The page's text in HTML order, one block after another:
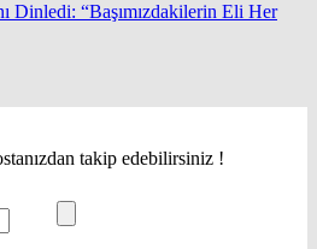
Dinledi: “Başımızdakilerin Eli Her
takip edebilirsiniz !